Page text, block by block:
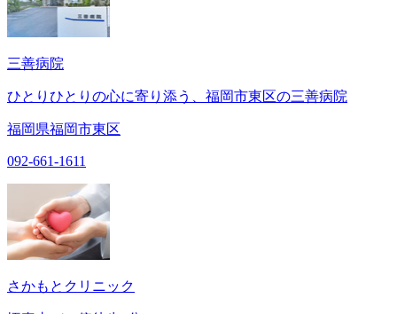
三善病院
ひとりひとりの心に寄り添う、福岡市東区の三善病院
福岡県福岡市東区
092-661-1611
さかもとクリニック